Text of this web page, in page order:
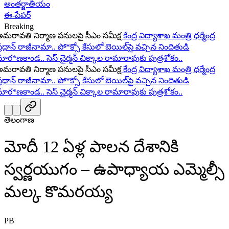
అంతర్జాతీయం
ఈ-పేపర్
Breaking
నిర్మాణ పనులపై సీఎం సమీక్ష కేంద్ర విద్యాశాఖ మంత్రి ధర్మేంద్ర
రాజీనామా.. పో*క్సో కేసులో బెయిల్‌పై వచ్చిన నిందితుడి
సెస్ చైర్మన్ చిక్కాల రామారావుకు పుత్రశోకం..
నిర్మాణ పనులపై సీఎం సమీక్ష కేంద్ర విద్యాశాఖ మంత్రి ధర్మేంద్ర
రాజీనామా.. పో*క్సో కేసులో బెయిల్‌పై వచ్చిన నిందితుడి
సెస్ చైర్మన్ చిక్కాల రామారావుకు పుత్రశోకం..
తెలంగాణ
మోదీ 12 ఏళ్ల పాలన దేశానికి
స్వర్ణయుగం – ఉపాధ్యాయ ఎమ్మెల్సీ
మల్క కొమరయ్య
PB